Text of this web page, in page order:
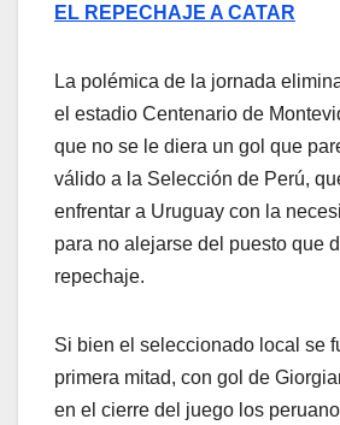
EL REPECHAJE A CATAR
La polémica de la jornada
el estadio Centenario de
que no se le diera un gol que
válido a la Selección de Perú,
enfrentar a Uruguay con la
para no alejarse del puesto que
repechaje.
Si bien el seleccionado local se
primera mitad, con gol de
en el cierre del juego los